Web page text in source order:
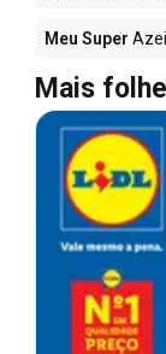
Meu Super
Mais